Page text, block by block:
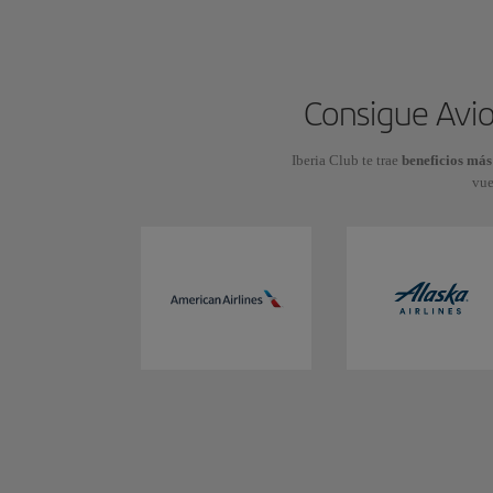
Consigue
Iberia Club te trae beneficios